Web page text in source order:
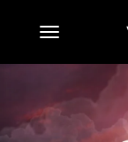
desplegar